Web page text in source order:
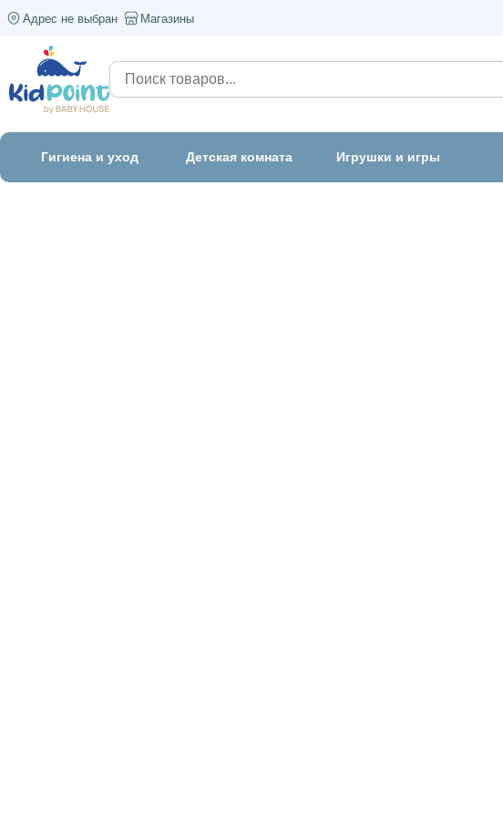
Адрес не выбран Магазины
Гигиена и уход Детская комната Игрушки и игры